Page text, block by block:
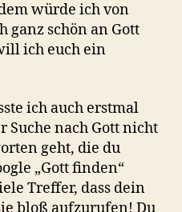
würde ich von
ganz schön an Gott
ich euch ein
ich auch erstmal
Suche nach Gott nicht
geht, die du
„Gott finden“
Treffer, dass dein
bloß aufzurufen! Du